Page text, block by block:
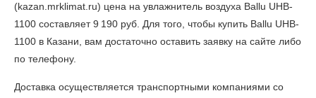
(kazan.mrklimat.ru) цена на увлажнитель воздуха Ballu UHB-
1100 составляет 9 190 руб. Для того, чтобы купить Ballu UHB-
1100 в Казани , вам достаточно оставить заявку на сайте либо
по телефону.
Доставка осуществляется транспортными компаниями со